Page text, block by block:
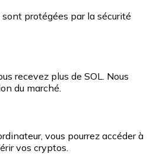
protégées par la sécurité
recevez plus de SOL. Nous
du marché.
vous pourrez accéder à
vos cryptos.